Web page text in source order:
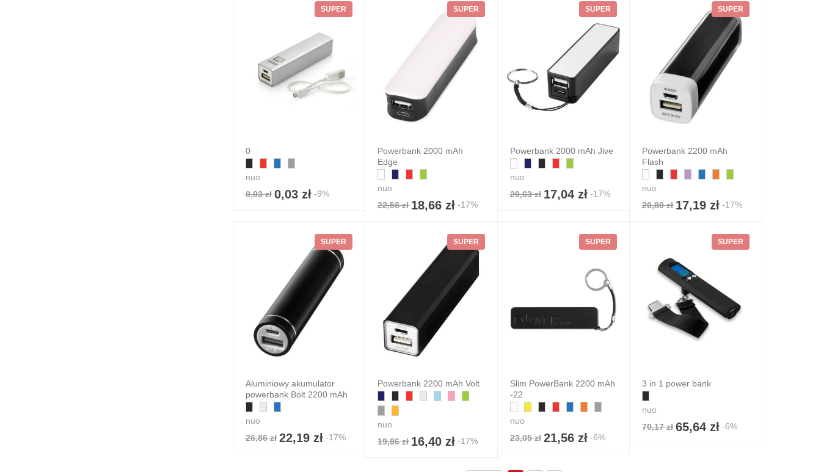
SUPER
0
nuo
0,03 zł 0,03 zł-9%
SUPER
Powerbank 2000 mAh
Edge
nuo
22,58 zł 18,66 zł -17%
SUPER
Powerbank 2000 mAh Jive
nuo
20,63 zł 17,04 zł-17%
SUPER
Powerbank 2200 mAh
Flash
nuo
20,80 zł 17,19 zł -17%
SUPER
Aluminiowy akumulator
powerbank Bolt 2200 mAh
nuo
26,86 zł 22,19 zł-17%
SUPER
Powerbank 2200 mAh Volt
nuo
19,86 zł 16,40 zł -17%
SUPER
Slim PowerBank 2200 mAh
-22
nuo
23,05 zł 21,56 zł-6%
SUPER
3 in 1 power bank
nuo
70,17 zł 65,64 zł -6%